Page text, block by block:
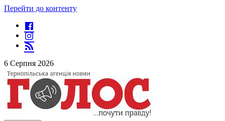
Перейти до контенту
6 Серпня 2026